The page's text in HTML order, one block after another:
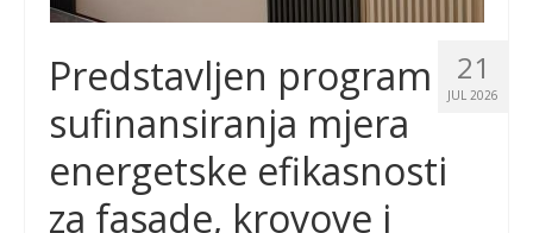
21
JUL 2026
Predstavljen program
sufinansiranja mjera
energetske efikasnosti
za fasade, krovove i